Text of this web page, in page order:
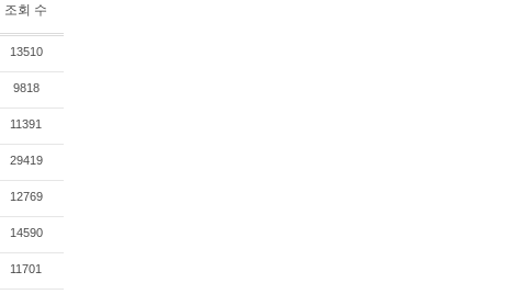
조회 수
13510
9818
11391
29419
12769
14590
11701